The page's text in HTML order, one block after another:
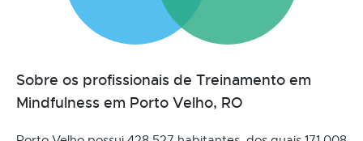
Sobre os profissionais de Treinamento em
Mindfulness em Porto Velho, RO